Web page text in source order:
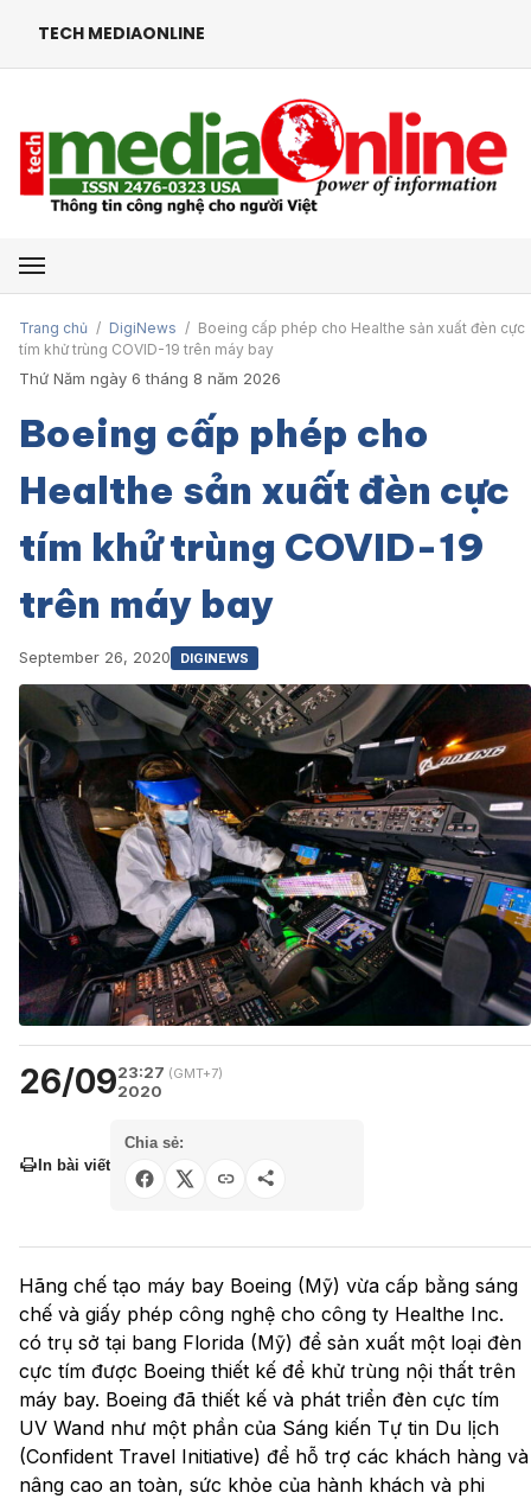
TECH MEDIAONLINE
Mở menu
Trang chủ / DigiNews / Boeing cấp phép cho Healthe sản xuất đèn cực
tím khử trùng COVID-19 trên máy bay
Thứ Năm ngày 6 tháng 8 năm 2026
Boeing cấp phép cho
Healthe sản xuất đèn cực
tím khử trùng COVID-19
trên máy bay
September 26, 2020 DIGINEWS
26/0923:27 (GMT+7)
2020
In bài viết
Chia sẻ:
Hãng chế tạo máy bay Boeing (Mỹ) vừa cấp bằng sáng
chế và giấy phép công nghệ cho công ty Healthe Inc.
có trụ sở tại bang Florida (Mỹ) để sản xuất một loại đèn
cực tím được Boeing thiết kế để khử trùng nội thất trên
máy bay. Boeing đã thiết kế và phát triển đèn cực tím
UV Wand như một phần của Sáng kiến Tự tin Du lịch
(Confident Travel Initiative) để hỗ trợ các khách hàng và
nâng cao an toàn, sức khỏe của hành khách và phi